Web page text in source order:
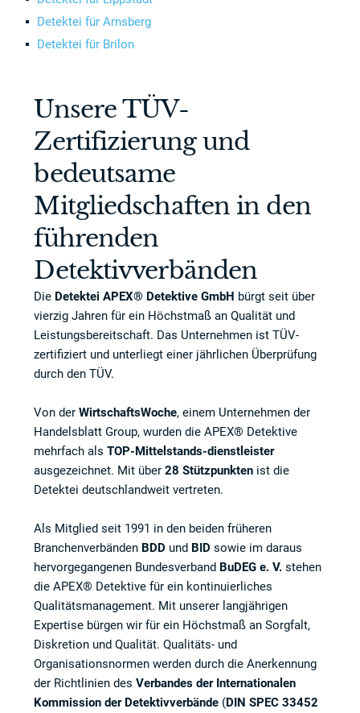
Detektei für Arnsberg
Detektei für Brilon
Unsere TÜV-
Zertifizierung und
bedeutsame
Mitgliedschaften in den
führenden
Detektivverbänden
Die Detektei APEX® Detektive GmbH bürgt seit über
vierzig Jahren für ein Höchstmaß an Qualität und
Leistungsbereitschaft. Das Unternehmen ist TÜV-
zertifiziert und unterliegt einer jährlichen Überprüfung
durch den TÜV.
Von derWirtschaftsWoche, einem Unternehmen der
Handelsblatt Group, wurden die APEX® Detektive
mehrfach alsTOP-Mittelstands-dienstleister
ausgezeichnet. Mit über28 Stützpunkten ist die
Detektei deutschlandweit vertreten.
Als Mitglied seit 1991 in den beiden früheren
Branchenverbänden BDD und BID sowie im daraus
hervorgegangenen Bundesverband BuDEG e. V. stehen
die APEX® Detektive für ein kontinuierliches
Qualitätsmanagement. Mit unserer langjährigen
Expertise bürgen wir für ein Höchstmaß an Sorgfalt,
Diskretion und Qualität. Qualitäts- und
Organisationsnormen werden durch die Anerkennung
der Richtlinien desVerbandes der Internationalen
Kommission der Detektivverbände (DIN SPEC 33452